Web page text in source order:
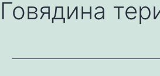
Говядина